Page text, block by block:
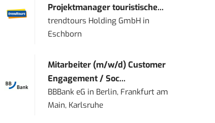
Projektmanager touristische...
trendtours Holding GmbH in
Eschborn
Mitarbeiter (m/w/d) Customer
Engagement / Soc...
BBBank eG in Berlin, Frankfurt am
Main, Karlsruhe